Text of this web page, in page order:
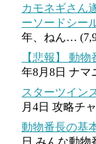
カモネギさん
ーソードシー
年、ねん…
【悲報】 動
年8月8日 ナマ
スターツイ
月4日 攻略チ
動物番長の基
日 みんな動